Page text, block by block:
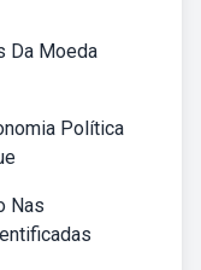
Da Moeda
Política
Nas